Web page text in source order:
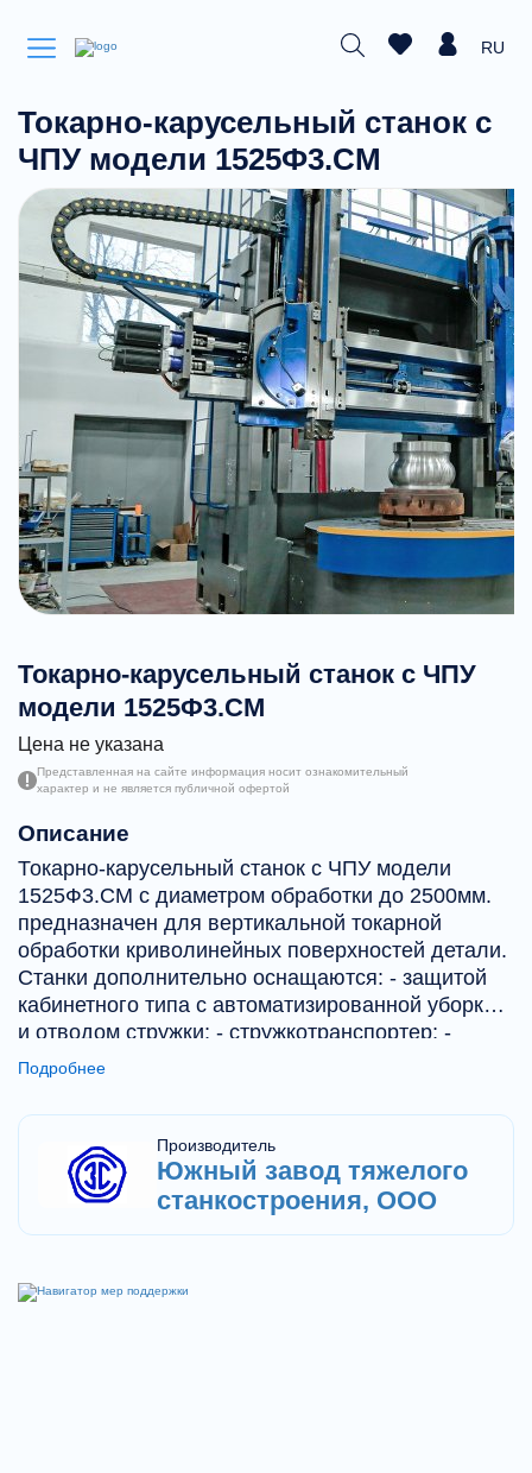
RU
Токарно-карусельный станок с
ЧПУ модели 1525Ф3.СМ
Токарно-карусельный станок с ЧПУ
модели 1525Ф3.СМ
Цена не указана
Представленная на сайте информация носит ознакомительный
характер и не является публичной офертой
Описание
Токарно-карусельный станок с ЧПУ модели
1525Ф3.СМ с диаметром обработки до 2500мм.
предназначен для вертикальной токарной
обработки криволинейных поверхностей детали.
Станки дополнительно оснащаются: - защитой
кабинетного типа с автоматизированной уборкой
и отводом стружки; - стружкотранспортер; -
система подачи СОЖ (8-40 бар) в зону резания; -
Подробнее
Производитель
Южный завод тяжелого
станкостроения, ООО